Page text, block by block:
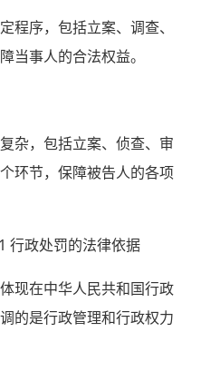
序，包括立案、调查、
当事人的合法权益。
，包括立案、侦查、审
环节，保障被告人的各项
行政处罚的法律依据
在中华人民共和国行政
的是行政管理和行政权力